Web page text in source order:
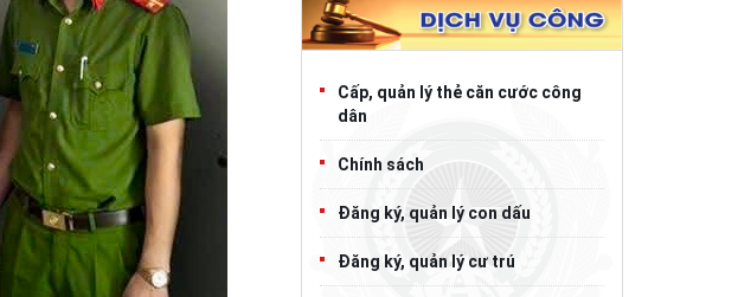
Cấp, quản lý thẻ căn cước công
dân
Chính sách
Đăng ký, quản lý con dấu
Đăng ký, quản lý cư trú